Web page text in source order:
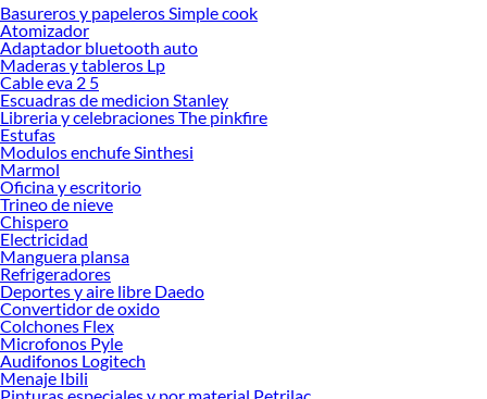
Basureros y papeleros Simple cook
Atomizador
Adaptador bluetooth auto
Maderas y tableros Lp
Cable eva 2 5
Escuadras de medicion Stanley
Libreria y celebraciones The pinkfire
Estufas
Modulos enchufe Sinthesi
Marmol
Oficina y escritorio
Trineo de nieve
Chispero
Electricidad
Manguera plansa
Refrigeradores
Deportes y aire libre Daedo
Convertidor de oxido
Colchones Flex
Microfonos Pyle
Audifonos Logitech
Menaje Ibili